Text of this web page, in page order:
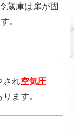
蔵庫は扉が固
。
され空気圧
ます。